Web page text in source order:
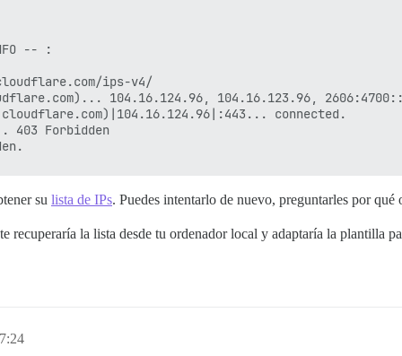
-- : Terminando procesos asíncronos
-- : Enviando TERM a exec chpst -u redis -U redis
scheduling shutdown...
transacciones activas
el proceso secundario \"logical replication launcher\"
shutdown...
la instantánea final de RDB antes de salir.
sistema de bases de datos está apagado
hacia arriba y busca mensajes de error anteriores,
-- :
ips-v4/
104.16.124.96, 104.16.123.96,
connected.
403 Forbidden
su lista de IPs. Puedes intentarlo de nuevo, preguntarles por
recuperaría la lista desde tu ordenador local y adaptaría la plantilla